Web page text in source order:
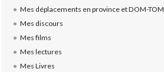
Mes déplacements en province et DOM-TOM
Mes discours
Mes films
Mes lectures
Mes Livres